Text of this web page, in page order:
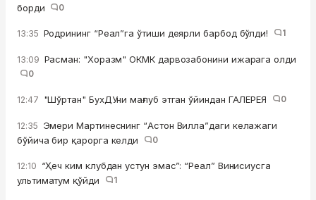
борди
0
13:35 Родрининг “Реал”га ўтиши деярли барбод бўлди! 1
13:09 Расман: "Хоразм" ОКМК дарвозабонини ижарага олди
0
12:47 "Шўртан" БухДУни мағлуб этган ўйиндан ГАЛЕРЕЯ 0
12:35 Эмери Мартинеснинг “Астон Вилла”даги келажаги
бўйича бир қарорга келди
0
12:10 “Ҳеч ким клубдан устун эмас”: “Реал” Винисиусга
ультиматум қўйди
1